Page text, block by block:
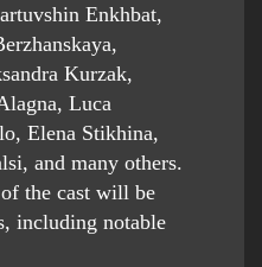
Enkhbat,
Kurzak,
Luca
Elena Stikhina,
and many others.
the cast will be
including notable